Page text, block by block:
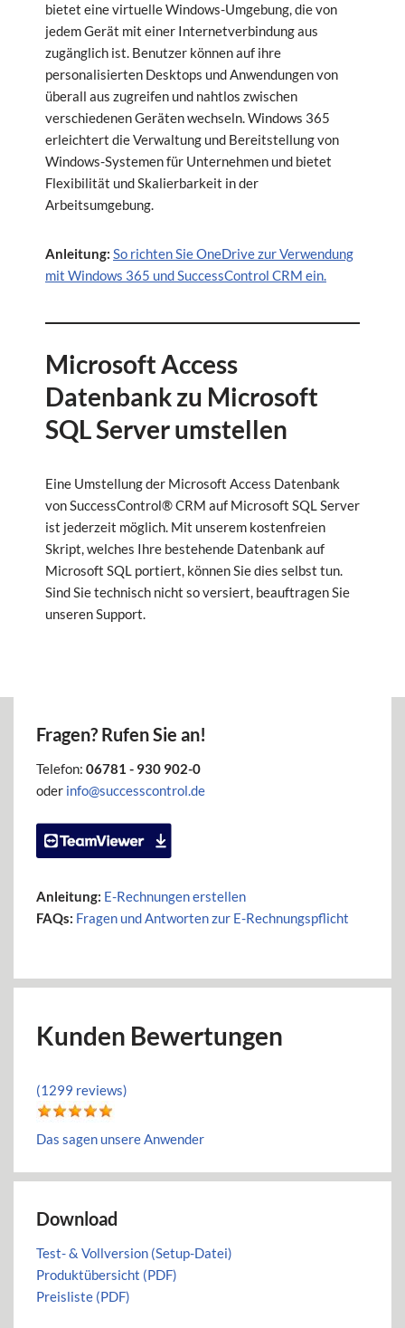
bietet eine virtuelle Windows-Umgebung, die von
jedem Gerät mit einer Internetverbindung aus
zugänglich ist. Benutzer können auf ihre
personalisierten Desktops und Anwendungen von
überall aus zugreifen und nahtlos zwischen
verschiedenen Geräten wechseln. Windows 365
erleichtert die Verwaltung und Bereitstellung von
Windows-Systemen für Unternehmen und bietet
Flexibilität und Skalierbarkeit in der
Arbeitsumgebung.
Anleitung: So richten Sie OneDrive zur Verwendung
mit Windows 365 und SuccessControl CRM ein.
Microsoft Access
Datenbank zu Microsoft
SQL Server umstellen
Eine Umstellung der Microsoft Access Datenbank
von SuccessControl® CRM auf Microsoft SQL Server
ist jederzeit möglich. Mit unserem kostenfreien
Skript, welches Ihre bestehende Datenbank auf
Microsoft SQL portiert, können Sie dies selbst tun.
Sind Sie technisch nicht so versiert, beauftragen Sie
unseren Support.
Fragen? Rufen Sie an!
Telefon: 06781 - 930 902-0
oder info@successcontrol.de
Anleitung: E-Rechnungen erstellen
FAQs: Fragen und Antworten zur E-Rechnungspflicht
Kunden Bewertungen
(1299 reviews)
Das sagen unsere Anwender
Download
Test- & Vollversion (Setup-Datei)
Produktübersicht (PDF)
Preisliste (PDF)